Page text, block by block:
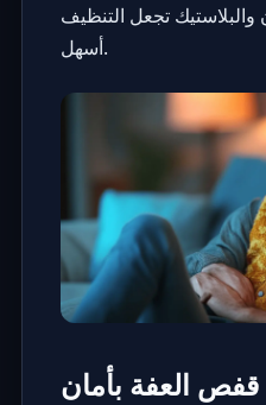
والبلاستيك تجعل التنظيف
أسهل.
قفص العفة بأمان